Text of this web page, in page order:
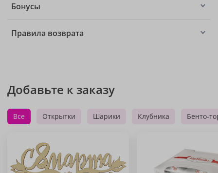
Бонусы
Правила возврата
Добавьте к заказу
Все Открытки Шарики Клубника Бенто-